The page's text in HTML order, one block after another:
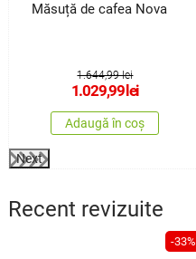
Măsuță de cafea Nova
1.644,99 lei
1.029,99lei
Adaugă în coș
Next
Recent revizuite
-33%